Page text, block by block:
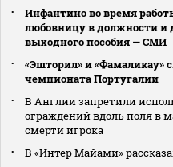
Инфантино во время
любовницу в должности и
выходного пособия — СМИ
«Эшторил» и «Фамаликау»
чемпионата Португалии
В Англии запретили
ограждений вдоль поля в
смерти игрока
В «Интер Майами»